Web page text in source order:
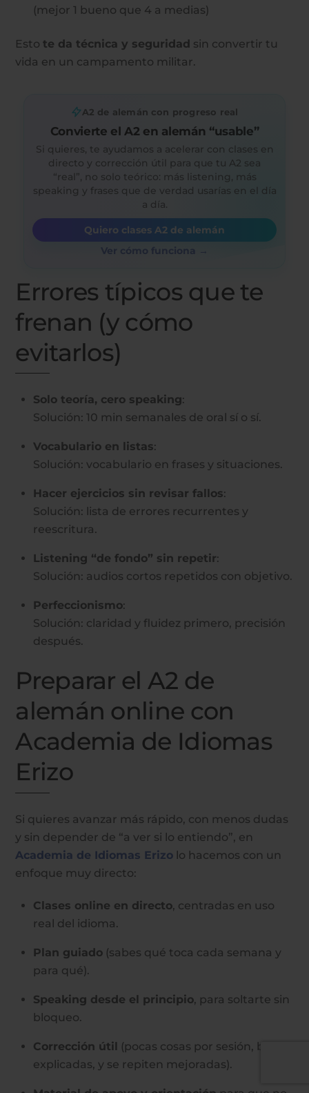
(mejor 1 bueno que 4 a medias)
Estote da técnica y seguridad sin convertir tu
vida en un campamento militar.
A2 de alemán con progreso real
Convierte el A2 en alemán “usable”
Si quieres, te ayudamos a acelerar con clases en
directo y corrección útil para que tu A2 sea
“real”, no solo teórico: más listening, más
speaking y frases que de verdad usarías en el día
a día.
Quiero clases A2 de alemán
Ver cómo funciona →
Errores típicos que te
frenan (y cómo
evitarlos)
Solo teoría, cero speaking:
Solución: 10 min semanales de oral sí o sí.
Vocabulario en listas:
Solución: vocabulario en frases y situaciones.
Hacer ejercicios sin revisar fallos:
Solución: lista de errores recurrentes y
reescritura.
Listening “de fondo” sin repetir:
Solución: audios cortos repetidos con objetivo.
Perfeccionismo:
Solución: claridad y fluidez primero, precisión
después.
Preparar el A2 de
alemán online con
Academia de Idiomas
Erizo
Si quieres avanzar más rápido, con menos dudas
y sin depender de “a ver si lo entiendo”, en
Academia de Idiomas Erizo lo hacemos con un
enfoque muy directo:
Clases online en directo, centradas en uso
real del idioma.
Plan guiado (sabes qué toca cada semana y
para qué).
Speaking desde el principio, para soltarte sin
bloqueo.
Corrección útil (pocas cosas por sesión, bien
explicadas, y se repiten mejoradas).